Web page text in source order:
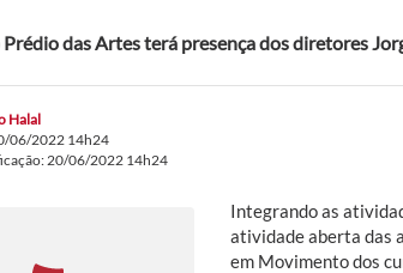
Prédio das Artes terá presença dos diretores
Halal
06/2022 14h24
20/06/2022 14h24
Integrando as
atividade aberta das
em Movimento dos